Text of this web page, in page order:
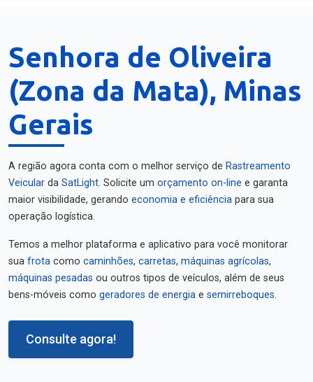
Senhora de Oliveira
(Zona da Mata), Minas
Gerais
A região agora conta com o melhor serviço de Rastreamento
Veicular da SatLight. Solicite um orçamento on-line e garanta
maior visibilidade, gerando economia e eficiência para sua
operação logística.
Temos a melhor plataforma e aplicativo para você monitorar
sua frota como caminhões, carretas, máquinas agrícolas,
máquinas pesadas ou outros tipos de veículos, além de seus
bens-móveis como geradores de energia e semirreboques.
Consulte agora!